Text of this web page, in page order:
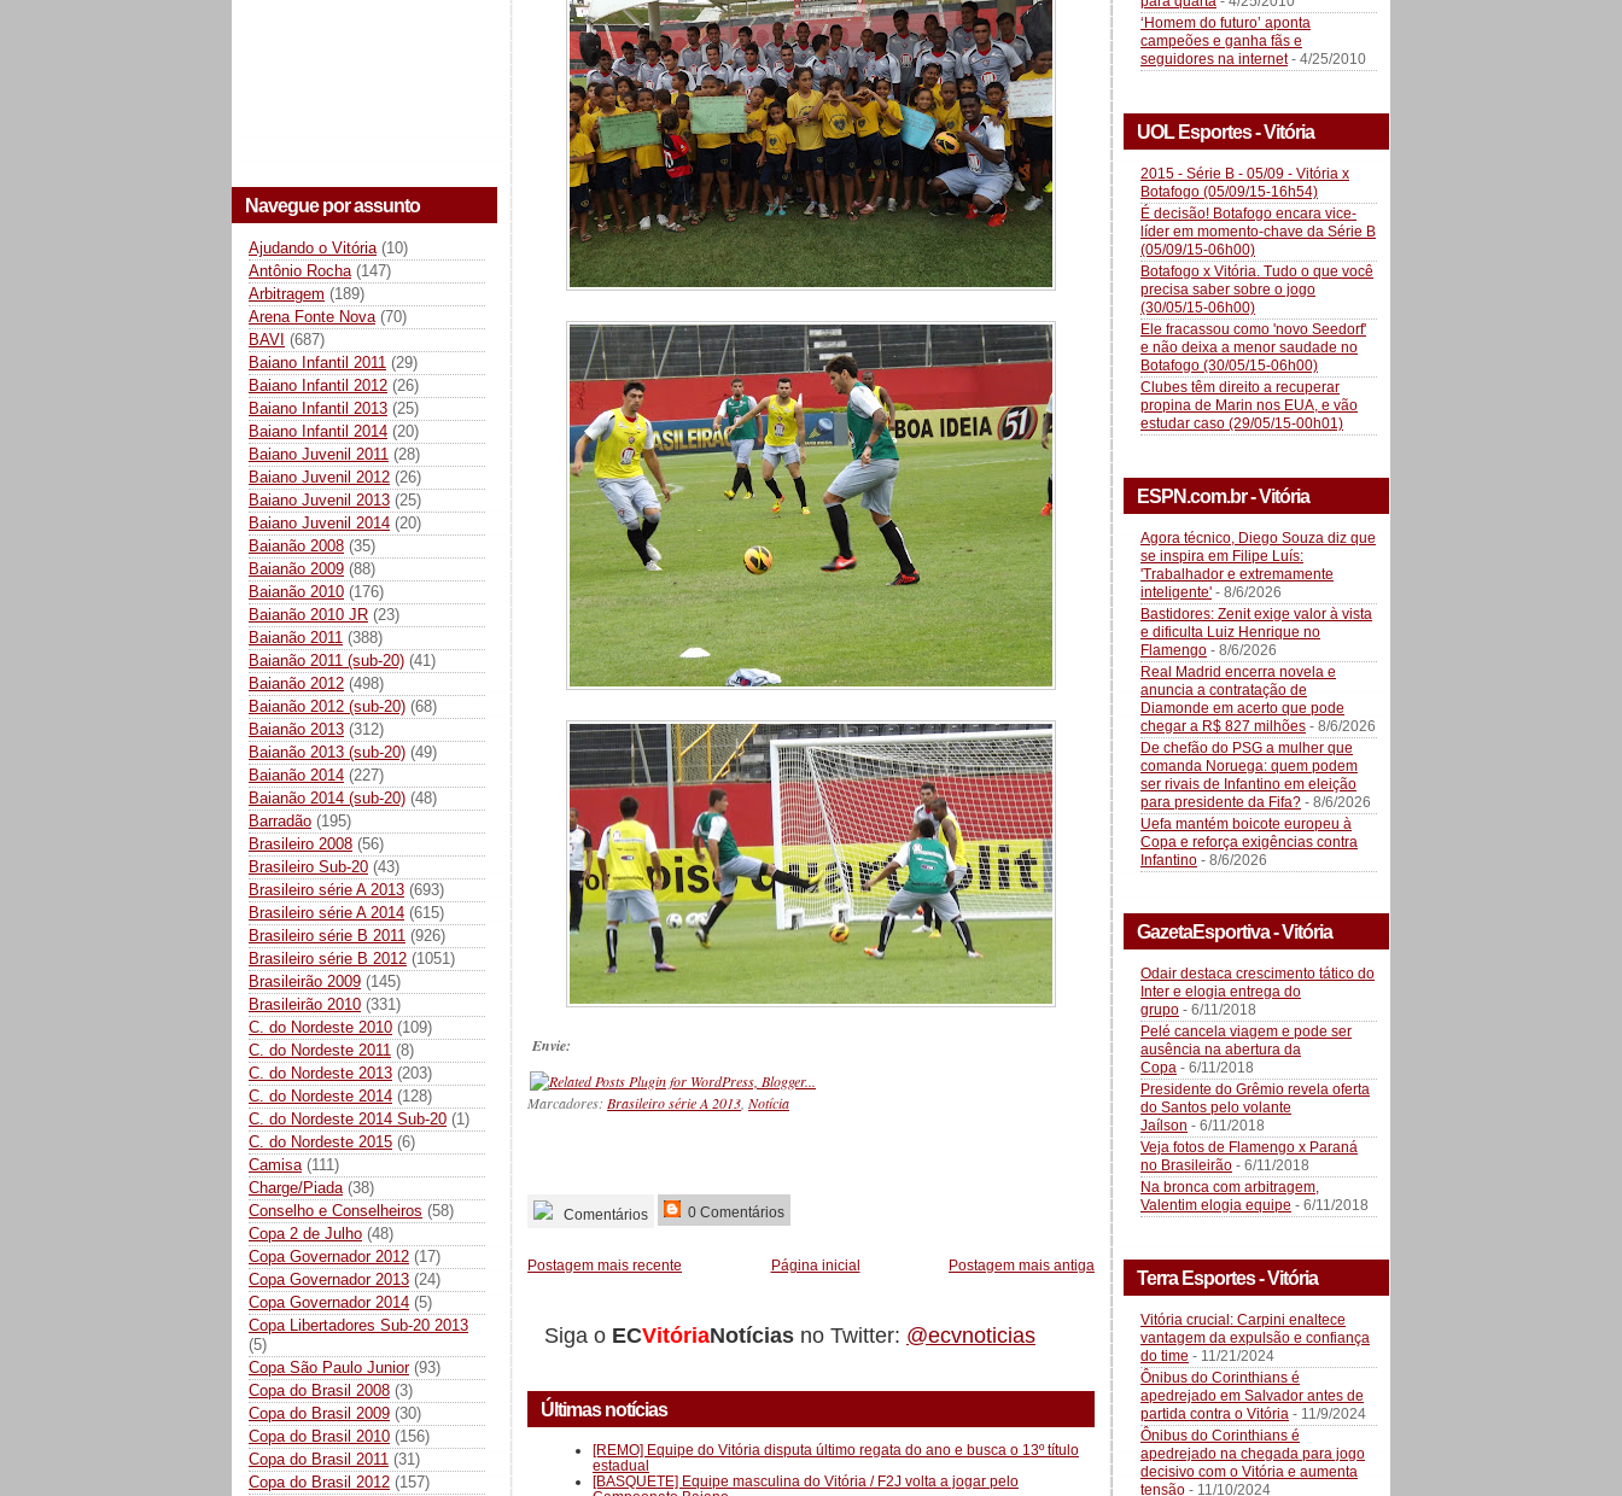
Navegue por assunto
Ajudando o Vitória (10)
Antônio Rocha (147)
Arbitragem (189)
Arena Fonte Nova (70)
BAVI (687)
Baiano Infantil 2011 (29)
Baiano Infantil 2012 (26)
Baiano Infantil 2013 (25)
Baiano Infantil 2014 (20)
Baiano Juvenil 2011 (28)
Baiano Juvenil 2012 (26)
Baiano Juvenil 2013 (25)
Baiano Juvenil 2014 (20)
Baianão 2008 (35)
Baianão 2009 (88)
Baianão 2010 (176)
Baianão 2010 JR (23)
Baianão 2011 (388)
Baianão 2011 (sub-20) (41)
Baianão 2012 (498)
Baianão 2012 (sub-20) (68)
Baianão 2013 (312)
Baianão 2013 (sub-20) (49)
Baianão 2014 (227)
Baianão 2014 (sub-20) (48)
Barradão (195)
Brasileiro 2008 (56)
Brasileiro Sub-20 (43)
Brasileiro série A 2013 (693)
Brasileiro série A 2014 (615)
Brasileiro série B 2011 (926)
Brasileiro série B 2012 (1051)
Brasileirão 2009 (145)
Brasileirão 2010 (331)
C. do Nordeste 2010 (109)
C. do Nordeste 2011 (8)
C. do Nordeste 2013 (203)
C. do Nordeste 2014 (128)
C. do Nordeste 2014 Sub-20 (1)
C. do Nordeste 2015 (6)
Camisa (111)
Charge/Piada (38)
Conselho e Conselheiros (58)
Copa 2 de Julho (48)
Copa Governador 2012 (17)
Copa Governador 2013 (24)
Copa Governador 2014 (5)
Copa Libertadores Sub-20 2013
(5)
Copa São Paulo Junior (93)
Copa do Brasil 2008 (3)
Copa do Brasil 2009 (30)
Copa do Brasil 2010 (156)
Copa do Brasil 2011 (31)
Copa do Brasil 2012 (157)
Envie:
Marcadores: Brasileiro série A 2013, Notícia
Comentários 0 Comentários
Postagem mais recente Postagem mais antiga
Página inicial
Siga o ECVitóriaNotícias no Twitter: @ecvnoticias
Últimas notícias
[REMO] Equipe do Vitória disputa último regata do ano e busca o 13º título
estadual
[BASQUETE] Equipe masculina do Vitória / F2J volta a jogar pelo
‘Homem do futuro’ aponta
campeões e ganha fãs e
seguidores na internet- 4/25/2010
UOL Esportes - Vitória
2015 - Série B - 05/09 - Vitória x
Botafogo (05/09/15-16h54)
É decisão! Botafogo encara vice-
líder em momento-chave da Série B
(05/09/15-06h00)
Botafogo x Vitória. Tudo o que você
precisa saber sobre o jogo
(30/05/15-06h00)
Ele fracassou como 'novo Seedorf'
e não deixa a menor saudade no
Botafogo (30/05/15-06h00)
Clubes têm direito a recuperar
propina de Marin nos EUA, e vão
estudar caso (29/05/15-00h01)
ESPN.com.br - Vitória
Agora técnico, Diego Souza diz que
se inspira em Filipe Luís:
'Trabalhador e extremamente
inteligente' - 8/6/2026
Bastidores: Zenit exige valor à vista
e dificulta Luiz Henrique no
Flamengo - 8/6/2026
Real Madrid encerra novela e
anuncia a contratação de
Diamonde em acerto que pode
chegar a R$ 827 milhões - 8/6/2026
De chefão do PSG a mulher que
comanda Noruega: quem podem
ser rivais de Infantino em eleição
para presidente da Fifa? - 8/6/2026
Uefa mantém boicote europeu à
Copa e reforça exigências contra
Infantino - 8/6/2026
GazetaEsportiva - Vitória
Odair destaca crescimento tático do
Inter e elogia entrega do
grupo - 6/11/2018
Pelé cancela viagem e pode ser
ausência na abertura da
Copa - 6/11/2018
Presidente do Grêmio revela oferta
do Santos pelo volante
Jaílson - 6/11/2018
Veja fotos de Flamengo x Paraná
no Brasileirão - 6/11/2018
Na bronca com arbitragem,
Valentim elogia equipe - 6/11/2018
Terra Esportes - Vitória
Vitória crucial: Carpini enaltece
vantagem da expulsão e confiança
do time - 11/21/2024
Ônibus do Corinthians é
apedrejado em Salvador antes de
partida contra o Vitória - 11/9/2024
Ônibus do Corinthians é
apedrejado na chegada para jogo
decisivo com o Vitória e aumenta
tensão - 11/10/2024